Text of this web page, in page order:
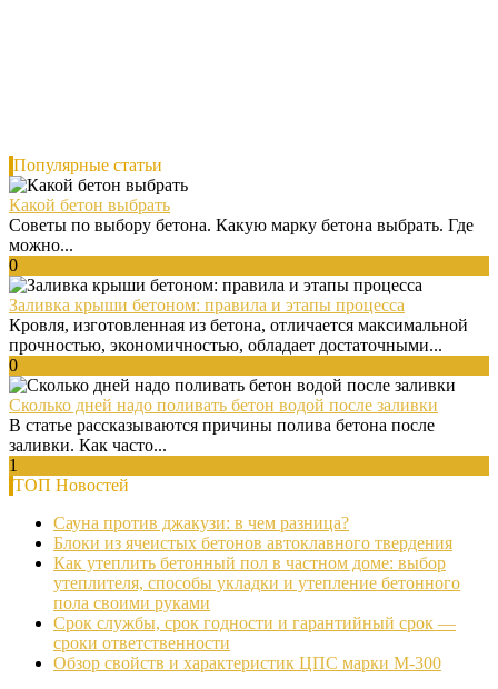
Популярные статьи
Какой бетон выбрать
Советы по выбору бетона. Какую марку бетона выбрать. Где
можно...
0
Заливка крыши бетоном: правила и этапы процесса
Кровля, изготовленная из бетона, отличается максимальной
прочностью, экономичностью, обладает достаточными...
0
Сколько дней надо поливать бетон водой после заливки
В статье рассказываются причины полива бетона после
заливки. Как часто...
1
ТОП Новостей
Сауна против джакузи: в чем разница?
Блоки из ячеистых бетонов автоклавного твердения
Как утеплить бетонный пол в частном доме: выбор
утеплителя, способы укладки и утепление бетонного
пола своими руками
Срок службы, срок годности и гарантийный срок —
сроки ответственности
Обзор свойств и характеристик ЦПС марки М-300